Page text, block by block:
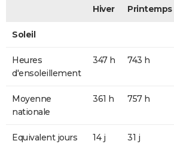
Hiver Printemps
Soleil
Heures
d'ensoleillement
347 h 743 h
Moyenne
nationale
361 h 757 h
Equivalent jours
14 j 31 j